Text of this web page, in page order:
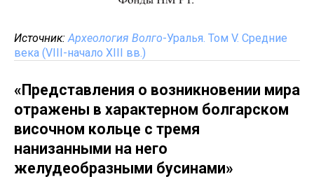
Источник:Археология Волго-Уралья. Том V. Средние
века (VIII-начало XIII вв.)
«Представления о возникновении мира
отражены в характерном болгарском
височном кольце с тремя
нанизанными на него
желудеобразными бусинами»